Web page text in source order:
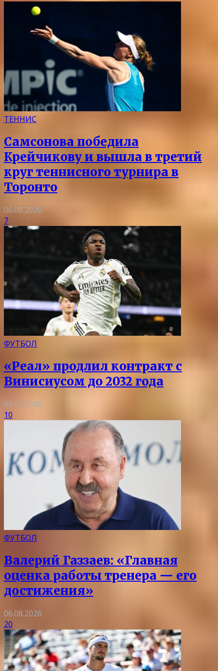
ТЕННИС
Самсонова победила
Крейчикову и вышла в третий
круг теннисного турнира в
Торонто
06.08.2026
7
ФУТБОЛ
«Реал» продлил контракт с
Винисиусом до 2032 года
06.08.2026
10
ФУТБОЛ
Валерий Газзаев: «Главная
оценка работы тренера — его
достижения»
06.08.2026
20